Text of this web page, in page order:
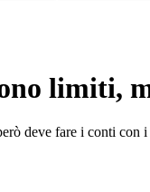
limiti,
deve fare i conti con